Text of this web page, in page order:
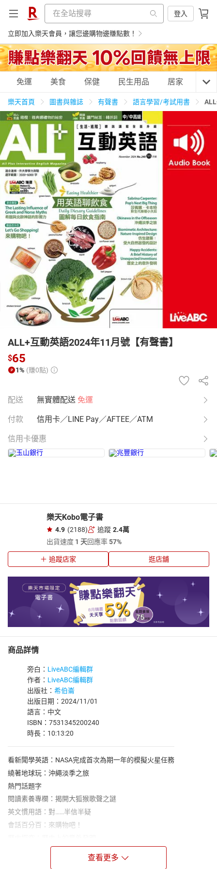
登入
立即加入樂天會員，讓您邊購物邊賺點數！
購物網分類
天天免運 美食蛋糕 養生保健 民生用品
居家生活 3C家電 親子玩具
女裝 男裝 化妝保養
日本購物 電子/紙本書
HOT
免運 美食 保健 民生用品 居家 3C
樂天首頁 圖書與雜誌 有聲書 語言學習/考試用書
ALL+互動英語2024年11月號【有聲書】
$65
1% (賺0點)
配送 無實體配送 免運
付款 信用卡／LINE Pay／AFTEE／ATM
信用卡優惠
樂天Kobo電子書
4.9 (2188) 追蹤 2.4萬
出貨速度 1 天回應率57%
追蹤店家 逛店舖
商品詳情
旁白： LiveABC編輯群
作者： LiveABC編輯群
出版社： 希伯崙
出版日期：2024/11/01
語言：中文
ISBN：7531345200240
時長：10:13:20
看新聞學英語：NASA完成首次為期一年的模擬火星任務
繞著地球玩：沖繩淡季之旅
熱門話題字
閱讀素養專欄：揭開大狐猴歌聲之謎
英文慣用語：對……半信半疑
會話百分百：來購物吧！
飲食文化：橄欖 雅典娜禮物的祕密
查看更多